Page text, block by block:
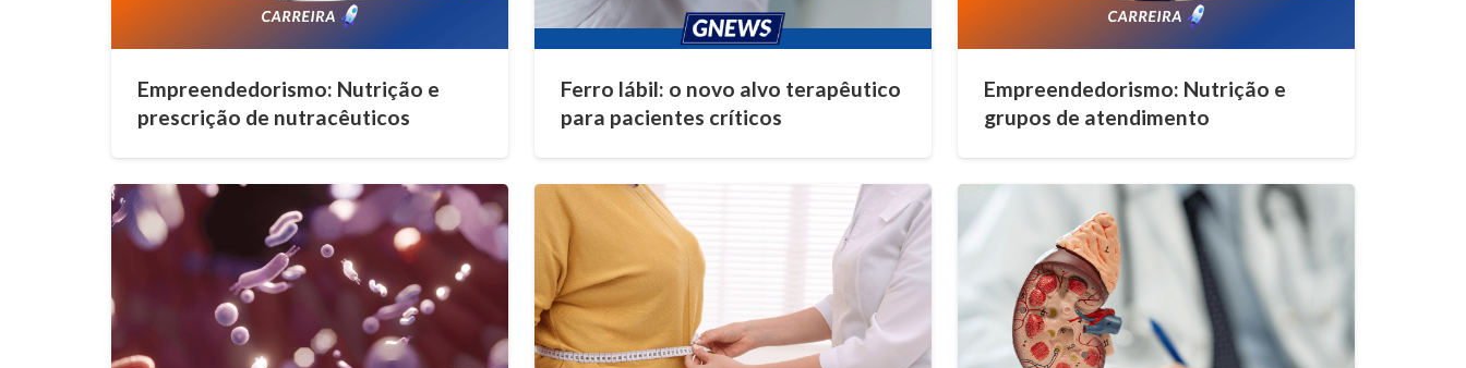
Empreendedorismo: Nutrição e
prescrição de nutracêuticos
Ferro lábil: o novo alvo terapêutico
para pacientes críticos
Empreendedorismo: Nutrição e
grupos de atendimento